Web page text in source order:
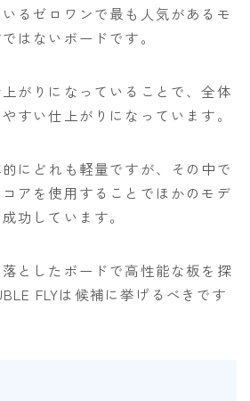
るゼロワンで最も人気があるモ
はないボードです。
がりになっていることで、全体
すい仕上がりになっています。
にどれも軽量ですが、その中で
アを使用することでほかのモデ
功しています。
としたボードで高性能な板を探
FLYは候補に挙げるべきです